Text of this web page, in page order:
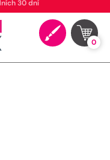
30 dní
0